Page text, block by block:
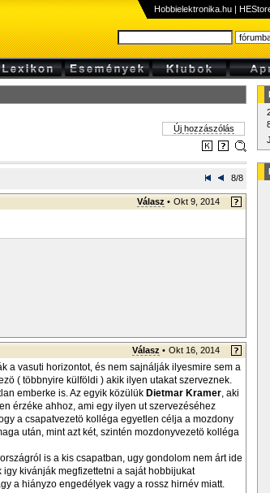
Hobbielektronika.hu |
Új hozzászólás
8/8
Válasz • Okt 9, 2014
Válasz • Okt 16, 2014
a vasuti horizontot, és nem sajnálják ilyesmire sem a
( többnyire külföldi ) akik ilyen utakat szerveznek.
emberke is. Az egyik közülük Dietmar Kramer, aki
érzéke ahhoz, ami egy ilyen ut szervezéséhez
a csapatvezetö kolléga egyetlen célja a mozdony
után, mint azt két, szintén mozdonyvezetö kolléga
is a kis csapatban, ugy gondolom nem árt ide
kivánják megfizettetni a saját hobbijukat
a hiányzo engedélyek vagy a rossz hirnév miatt.